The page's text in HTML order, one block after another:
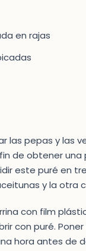
en rajas
las pepas y las
de obtener
este puré en
y la otra
con film
con puré.
hora antes de